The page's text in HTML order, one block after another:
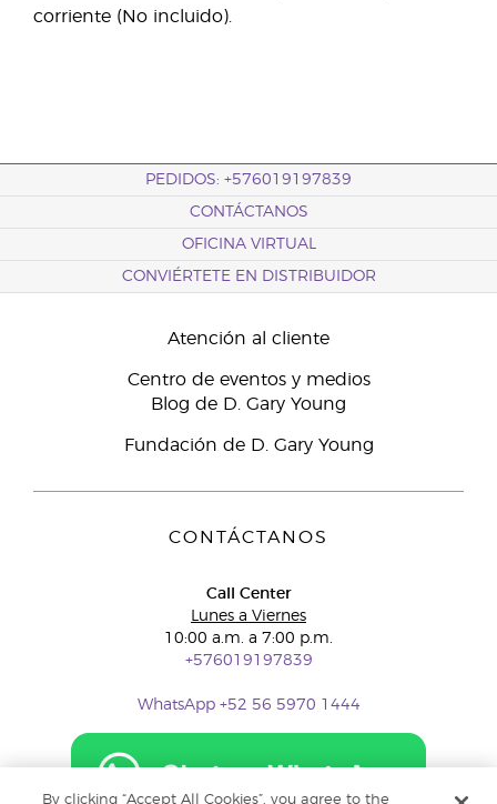
corriente (No incluido).
PEDIDOS: +576019197839
CONTÁCTANOS
OFICINA VIRTUAL
CONVIÉRTETE EN DISTRIBUIDOR
Atención al cliente
Centro de eventos y medios
Blog de D. Gary Young
Fundación de D. Gary Young
CONTÁCTANOS
Call Center
Lunes a Viernes
10:00 a.m. a 7:00 p.m.
+576019197839
WhatsApp +52 56 5970 1444
By clicking “Accept All Cookies”, you agree to the